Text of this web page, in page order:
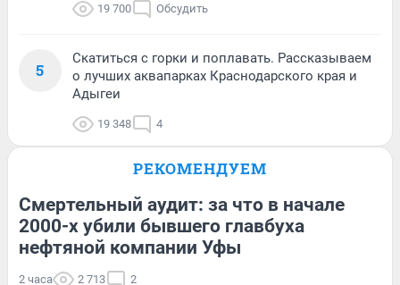
19 700 Обсудить
5
Скатиться с горки и поплавать. Рассказываем
о лучших аквапарках Краснодарского края и
Адыгеи
19 348 4
РЕКОМЕНДУЕМ
Смертельный аудит: за что в начале
2000-х убили бывшего главбуха
нефтяной компании Уфы
2 часа 2 713 2